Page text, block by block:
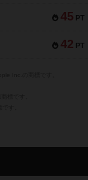
45 PT
42 PT